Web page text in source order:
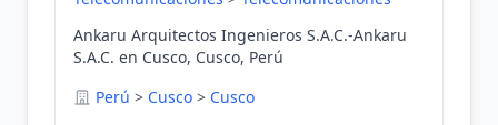
Ankaru Arquitectos Ingenieros S.A.C.-Ankaru
S.A.C. en Cusco, Cusco, Perú
Perú > Cusco > Cusco